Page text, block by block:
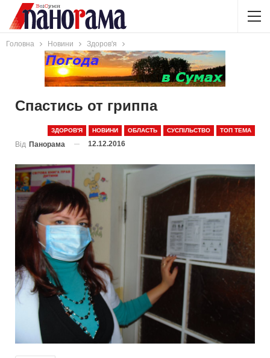
Головна Новини Здоров'я
Спастись от гриппа
ЗДОРОВ'Я НОВИНИ ОБЛАСТЬ СУСПІЛЬСТВО ТОП ТЕМА
Від Панорама 12.12.2016